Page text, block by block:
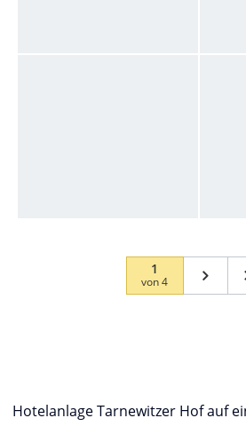
1
von4
Hotelanlage Tarnewitzer Hof auf